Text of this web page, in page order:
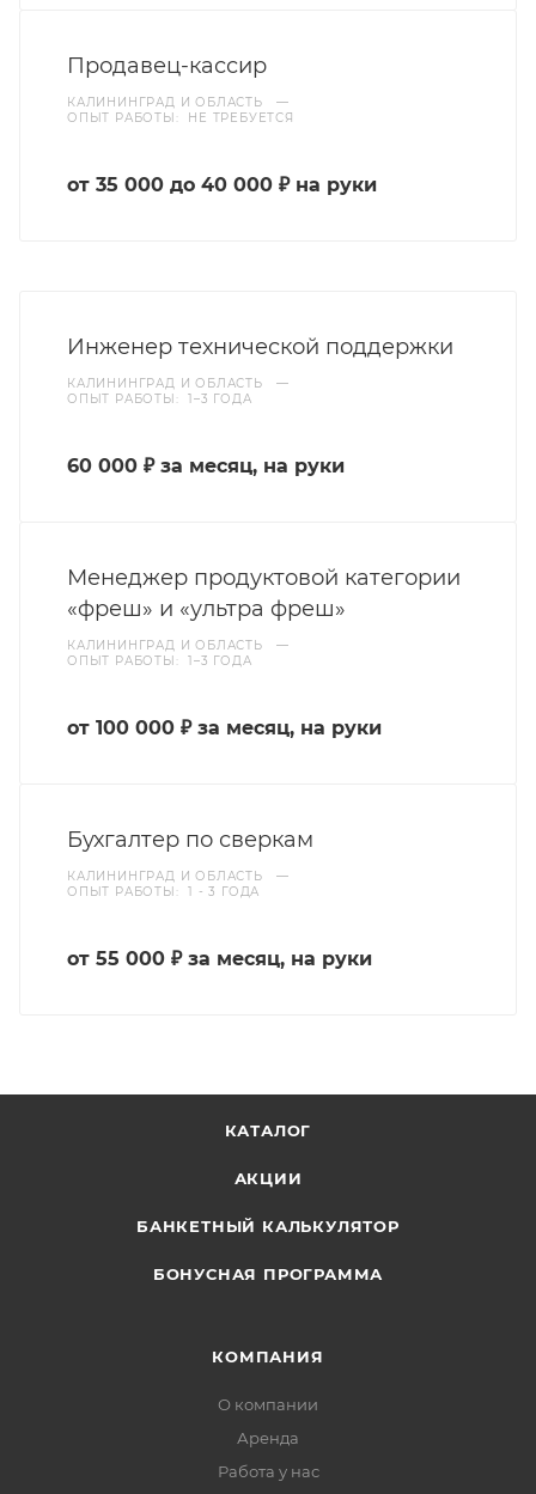
Продавец-кассир
КАЛИНИНГРАД И ОБЛАСТЬ
—
ОПЫТ РАБОТЫ: НЕ ТРЕБУЕТСЯ
от 35 000 до 40 000 ₽ на руки
Инженер технической поддержки
КАЛИНИНГРАД И ОБЛАСТЬ
—
ОПЫТ РАБОТЫ: 1–3 ГОДА
60 000 ₽ за месяц, на руки
Менеджер продуктовой категории
«фреш» и «ультра фреш»
КАЛИНИНГРАД И ОБЛАСТЬ
—
ОПЫТ РАБОТЫ: 1–3 ГОДА
от 100 000 ₽ за месяц, на руки
Бухгалтер по сверкам
КАЛИНИНГРАД И ОБЛАСТЬ
—
ОПЫТ РАБОТЫ: 1 - 3 ГОДА
от 55 000 ₽ за месяц, на руки
КАТАЛОГ
АКЦИИ
БАНКЕТНЫЙ КАЛЬКУЛЯТОР
БОНУСНАЯ ПРОГРАММА
КОМПАНИЯ
О компании
Аренда
Работа у нас